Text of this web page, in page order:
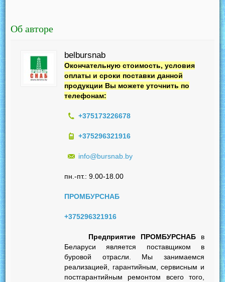
Об авторе
belbursnab
Окончательную стоимость, условия
оплаты и сроки поставки данной
продукции Вы можете уточнить по
телефонам:
+375173226678
+375296321916
info@bursnab.by
пн.-пт.: 9.00-18.00
ПРОМБУРСНАБ
+375296321916
Предприятие ПРОМБУРСНАБ в
Беларуси является поставщиком в
буровой отрасли. Мы занимаемся
реализацией, гарантийным, сервисным и
постгарантийным ремонтом всего того,